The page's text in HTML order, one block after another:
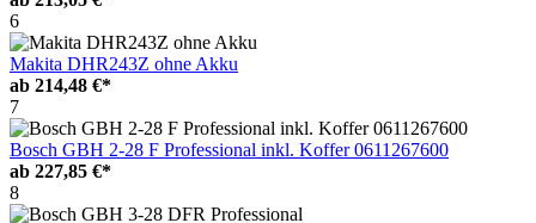
6
Makita DHR243Z ohne Akku
ab 214,48 €*
7
Bosch GBH 2-28 F Professional inkl. Koffer 0611267600
ab 227,85 €*
8